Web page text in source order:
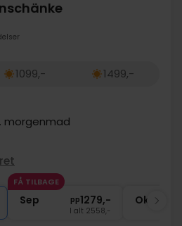
1099,-
1499,-
morgenmad
parkering
FÅ TILBAGE
Sep pp1279,-
I alt 2558,-
Okt